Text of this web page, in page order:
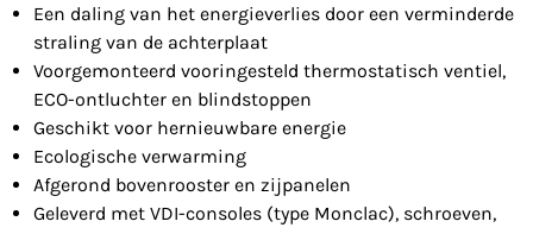
Een daling van het energieverlies door een verminderde
straling van de achterplaat
Voorgemonteerd vooringesteld thermostatisch ventiel,
ECO-ontluchter en blindstoppen
Geschikt voor hernieuwbare energie
Ecologische verwarming
Afgerond bovenrooster en zijpanelen
Geleverd met VDI-consoles (type Monclac), schroeven,